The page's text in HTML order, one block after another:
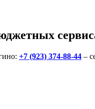
+7 (923) 374-88-44 –